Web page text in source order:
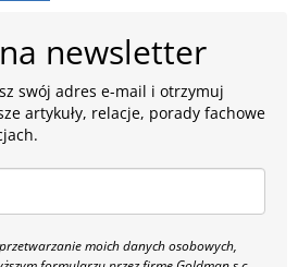
newsletter
swój adres e-mail i otrzymuj
artykuły, relacje, porady fachowe
moich danych osobowych,